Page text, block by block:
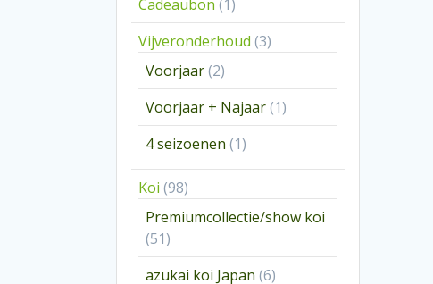
Cadeaubon 1
product
Vijveronderhoud 33
Voorjaar 22
producten
Voorjaar + Najaar 11
product
4 seizoenen 11
product
Koi 9898
producten
Premiumcollectie/show koi
5151
producten
azukai koi Japan 66